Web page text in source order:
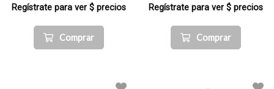
Regístrate para ver $ precios
Comprar
Regístrate para ver $ precios
Comprar